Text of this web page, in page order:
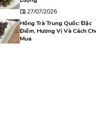
27/07/2026
Hồng Trà Trung Quốc: Đặc
Điểm, Hương Vị Và Cách
Mua